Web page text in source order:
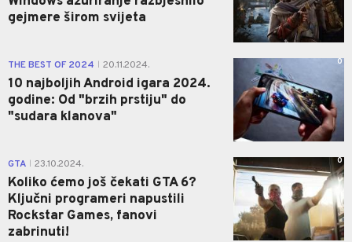
gejmere širom svijeta
THE BEST OF 2024 20.11.2024.
10 najboljih Android igara 2024.
godine: Od "brzih prstiju" do
"sudara klanova"
0
GTA 23.10.2024.
Koliko ćemo još čekati GTA 6?
Ključni programeri napustili
Rockstar Games, fanovi
zabrinuti!
0